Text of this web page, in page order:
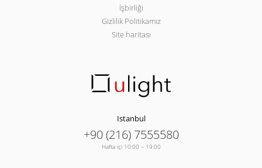
İşbirliği
Gizlilik Politikamız
Site haritası
Istanbul
+90 (216) 7555580
Hafta içi 10:00 – 19:00